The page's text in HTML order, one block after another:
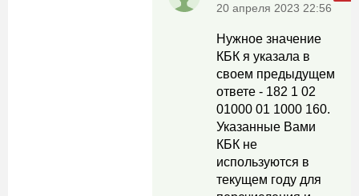
20 апреля 2023 22:56
Нужное значение
КБК я указала в
своем предыдущем
ответе - 182 1 02
01000 01 1000 160.
Указанные Вами
КБК не
используются в
текущем году для